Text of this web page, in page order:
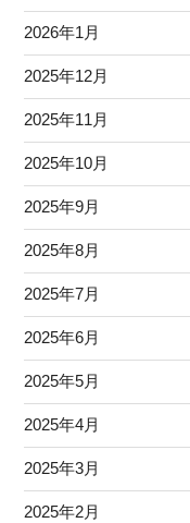
2026年1月
2025年12月
2025年11月
2025年10月
2025年9月
2025年8月
2025年7月
2025年6月
2025年5月
2025年4月
2025年3月
2025年2月